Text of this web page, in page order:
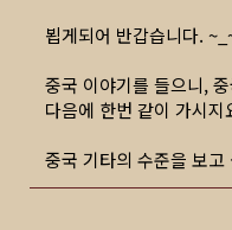
뵙게되어 반갑습니다.
중국 이야기를 들으니,
다음에 한번 같이 가시
중국 기타의 수준을 보고